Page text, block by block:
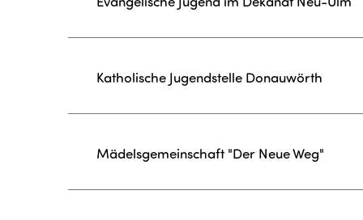
Katholische Jugendstelle Donauwörth
Mädelsgemeinschaft "Der Neue Weg"